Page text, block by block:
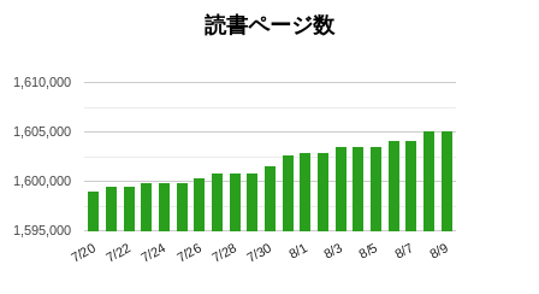
読書ページ数
7/20 7/22 7/24 7/26 7/28 7/30 8/1 8/3 8/5 8/7 8/9
1,595,000
1,600,000
1,605,000
1,610,000